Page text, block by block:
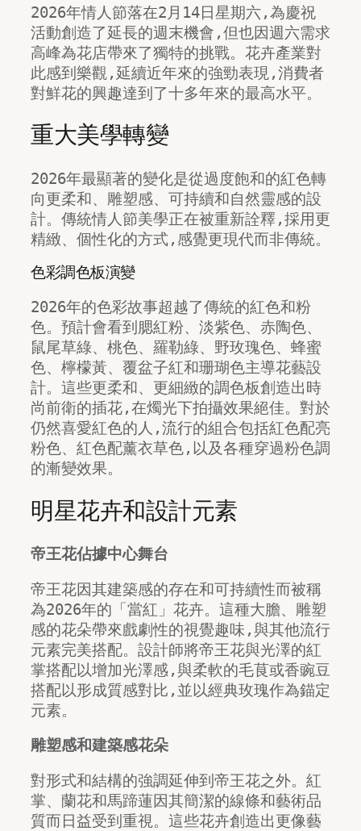
2026年情人節落在2月14日星期六,為慶祝
活動創造了延長的週末機會,但也因週六需求
高峰為花店帶來了獨特的挑戰。花卉產業對
此感到樂觀,延續近年來的強勁表現,消費者
對鮮花的興趣達到了十多年來的最高水平。
重大美學轉變
2026年最顯著的變化是從過度飽和的紅色轉
向更柔和、雕塑感、可持續和自然靈感的設
計。傳統情人節美學正在被重新詮釋,採用更
精緻、個性化的方式,感覺更現代而非傳統。
色彩調色板演變
2026年的色彩故事超越了傳統的紅色和粉
色。預計會看到腮紅粉、淡紫色、赤陶色、
鼠尾草綠、桃色、羅勒綠、野玫瑰色、蜂蜜
色、檸檬黃、覆盆子紅和珊瑚色主導花藝設
計。這些更柔和、更細緻的調色板創造出時
尚前衛的插花,在燭光下拍攝效果絕佳。對於
仍然喜愛紅色的人,流行的組合包括紅色配亮
粉色、紅色配薰衣草色,以及各種穿過粉色調
的漸變效果。
明星花卉和設計元素
帝王花佔據中心舞台
帝王花因其建築感的存在和可持續性而被稱
為2026年的「當紅」花卉。這種大膽、雕塑
感的花朵帶來戲劇性的視覺趣味,與其他流行
元素完美搭配。設計師將帝王花與光澤的紅
掌搭配以增加光澤感,與柔軟的毛茛或香豌豆
搭配以形成質感對比,並以經典玫瑰作為錨定
元素。
雕塑感和建築感花朵
對形式和結構的強調延伸到帝王花之外。紅
掌、蘭花和馬蹄蓮因其簡潔的線條和藝術品
質而日益受到重視。這些花卉創造出更像藝